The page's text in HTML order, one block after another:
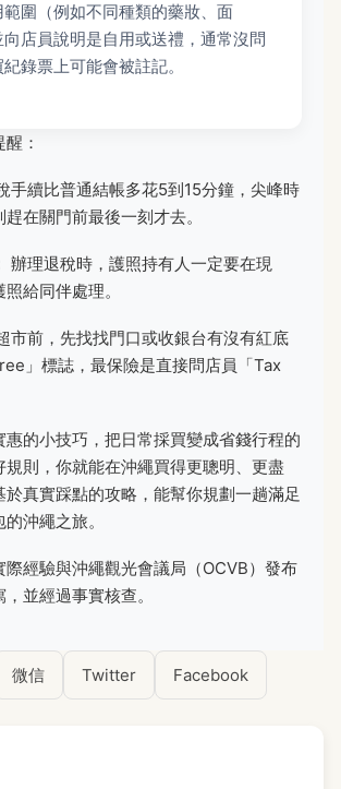
圍（例如不同種類的藥妝、面
向店員說明是自用或送禮，通常沒問
錄票上可能會被註記。
：
手續比普通結帳多花5到15分鐘，尖峰時
在關門前最後一刻才去。
辦理退稅時，護照持有人一定要在現
給同伴處理。
市前，先找找門口或收銀台有沒有紅底
」標誌，最保險是直接問店員「Tax
惠的小技巧，把日常採買變成省錢行程的
規則，你就能在沖繩買得更聰明、更盡
於真實踩點的攻略，能幫你規劃一趟滿足
沖繩之旅。
際經驗與沖繩觀光會議局（OCVB）發布
並經過事實核查。
微信 Twitter Facebook